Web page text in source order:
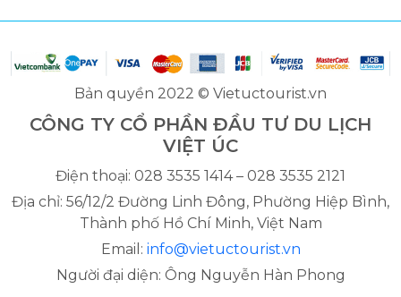
Bản quyền 2022 © Vietuctourist.vn
CÔNG TY CỔ PHẦN ĐẦU TƯ DU LỊCH
VIỆT ÚC
Điện thoại: 028 3535 1414 – 028 3535 2121
Địa chỉ: 56/12/2 Đường Linh Đông, Phường Hiệp Bình,
Thành phố Hồ Chí Minh, Việt Nam
Email: info@vietuctourist.vn
Người đại diện: Ông Nguyễn Hàn Phong